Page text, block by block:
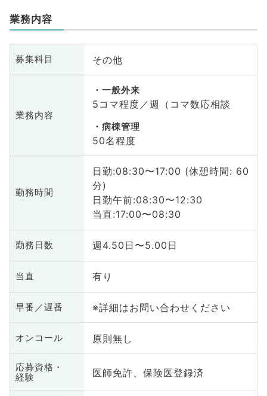
業務内容
募集科目 その他
業務内容
一般外来
5コマ程度／週（コマ数応相談
病棟管理
50名程度
勤務時間
日勤:08:30〜17:00 (休憩時間: 60
分)
日勤午前:08:30〜12:30
当直:17:00〜08:30
勤務日数 週4.50日〜5.00日
当直 有り
早番／遅番 ※詳細はお問い合わせください
オンコール 原則無し
応募資格・
経験
医師免許、保険医登録済